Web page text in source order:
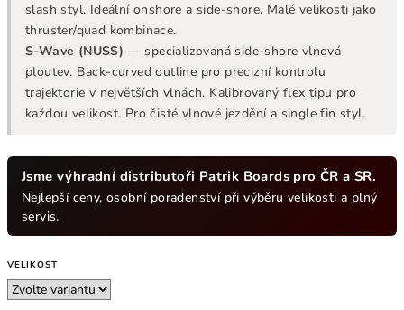
slash styl. Ideální onshore a side-shore. Malé velikosti jako
thruster/quad kombinace.
S-Wave (NUSS) — specializovaná side-shore vlnová
ploutev. Back-curved outline pro precizní kontrolu
trajektorie v největších vlnách. Kalibrovaný flex tipu pro
každou velikost. Pro čisté vlnové jezdění a single fin styl.
Jsme výhradní distributoři Patrik Boards pro ČR a SR.
Nejlepší ceny, osobní poradenství při výběru velikosti a plný
servis.
VELIKOST